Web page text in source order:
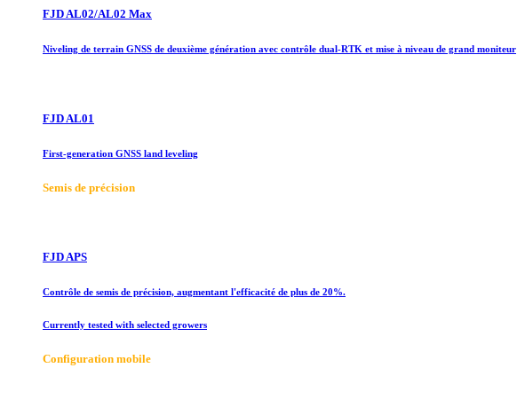
FJD AL02/AL02 Max
Niveling de terrain GNSS de deuxième génération avec contrôle dual-RTK et mise à niveau de grand moniteur
FJD AL01
First-generation GNSS land leveling
Semis de précision
FJD APS
Contrôle de semis de précision, augmentant l'efficacité de plus de 20%.
Currently tested with selected growers
Configuration mobile